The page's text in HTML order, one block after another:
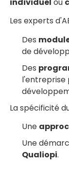
Les experts
Des
de
Des
l'entreprise
La spécificité
Une
Une
Qualiopi.